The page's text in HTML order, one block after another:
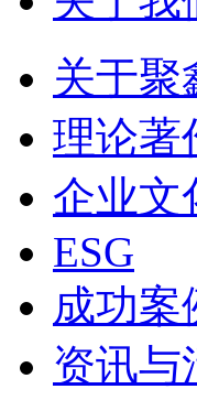
关于聚
理论著
企业文
ESG
成功案
资讯与